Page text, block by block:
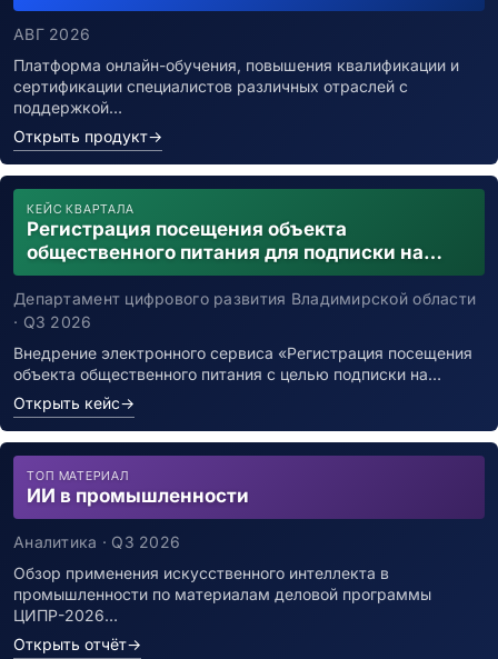
АВГ 2026
Платформа онлайн-обучения, повышения квалификации и
сертификации специалистов различных отраслей с
поддержкой…
Открыть продукт→
КЕЙС КВАРТАЛА
Регистрация посещения объекта
общественного питания для подписки на
уведомления о возможном контакте с
заболевшим новой коронавирусной
инфекцией
Департамент цифрового развития Владимирской области
· Q3 2026
Внедрение электронного сервиса «Регистрация посещения
объекта общественного питания с целью подписки на…
Открыть кейс→
ТОП МАТЕРИАЛ
ИИ в промышленности
Аналитика · Q3 2026
Обзор применения искусственного интеллекта в
промышленности по материалам деловой программы
ЦИПР-2026…
Открыть отчёт→